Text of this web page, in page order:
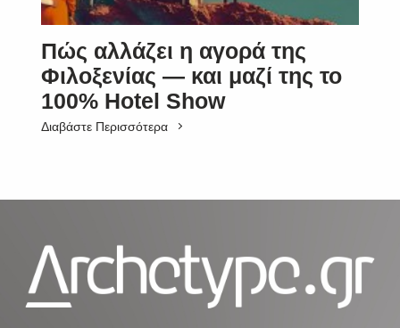
Πώς αλλάζει η αγορά της
Φιλοξενίας — και μαζί της το
100% Hotel Show
Διαβάστε Περισσότερα